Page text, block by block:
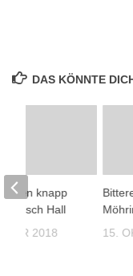
DAS KÖNNTE
15.
knapp
Hall
2018